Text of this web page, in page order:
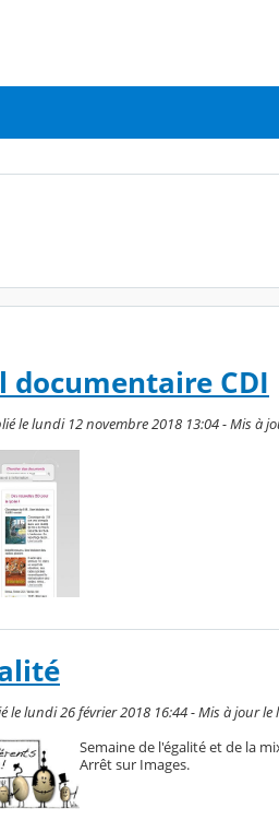
documentaire CDI
le lundi 12 novembre 2018 13:04 - Mis à
le lundi 26 février 2018 16:44 - Mis à jour
Semaine de l'égalité et de la
Arrêt sur Images.